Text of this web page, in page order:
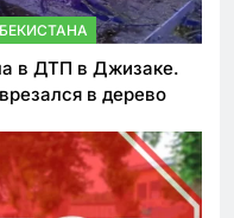
в ДТП в Джизаке.
в дерево